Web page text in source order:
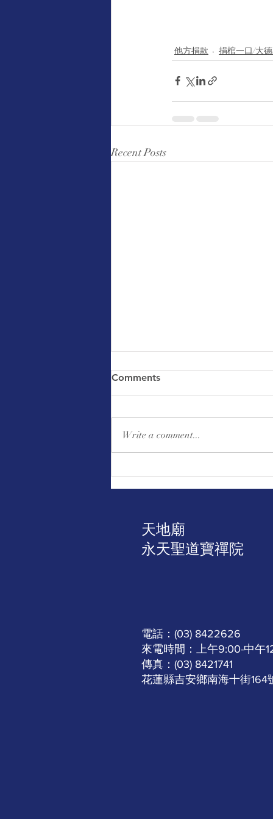
他方捐款 捐棺一口/大
Recent Posts
第18年第91次發送二十二萬
Comments
Write a comment...
天地廟
​永天聖道寶禪院
電話：(03) 8422626
來電時間：上午9:00-中午
傳真：(03) 8421741
花蓮縣吉安鄉南海十街164